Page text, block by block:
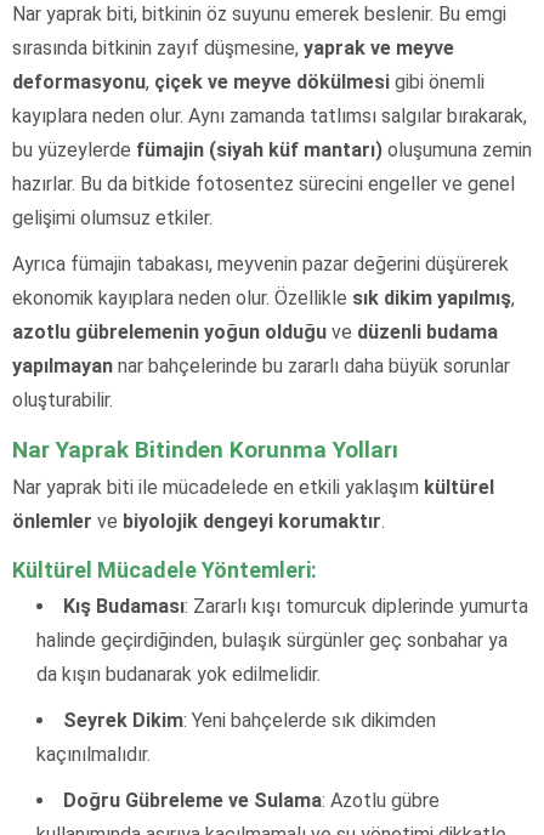
Nar yaprak biti, bitkinin öz suyunu emerek beslenir. Bu emgi
sırasında bitkinin zayıf düşmesine, yaprak ve meyve
deformasyonu, çiçek ve meyve dökülmesi gibi önemli
kayıplara neden olur. Aynı zamanda tatlımsı salgılar bırakarak,
bu yüzeylerde fümajin (siyah küf mantarı) oluşumuna zemin
hazırlar. Bu da bitkide fotosentez sürecini engeller ve genel
gelişimi olumsuz etkiler.
Ayrıca fümajin tabakası, meyvenin pazar değerini düşürerek
ekonomik kayıplara neden olur. Özellikle sık dikim yapılmış,
azotlu gübrelemenin yoğun olduğu ve düzenli budama
yapılmayan nar bahçelerinde bu zararlı daha büyük sorunlar
oluşturabilir.
Nar Yaprak Bitinden Korunma Yolları
Nar yaprak biti ile mücadelede en etkili yaklaşım kültürel
önlemler ve biyolojik dengeyi korumaktır.
Kültürel Mücadele Yöntemleri:
Kış Budaması: Zararlı kışı tomurcuk diplerinde yumurta
halinde geçirdiğinden, bulaşık sürgünler geç sonbahar ya
da kışın budanarak yok edilmelidir.
Seyrek Dikim: Yeni bahçelerde sık dikimden
kaçınılmalıdır.
Doğru Gübreleme ve Sulama: Azotlu gübre